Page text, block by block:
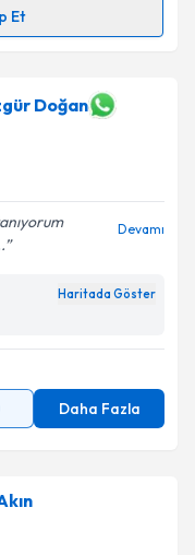
Et
bilgilendireceğiz.
ilişkin
ediyorum.
Doğan
Devamı
Haritada Göster
Daha Fazla